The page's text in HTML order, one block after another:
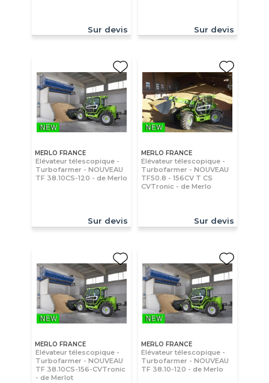
Sur devis Sur devis
MERLO FRANCE
Elévateur télescopique -
Turbofarmer - NOUVEAU
TF 38.10CS-120 - de Merlo
Sur devis
MERLO FRANCE
Elévateur télescopique -
Turbofarmer - NOUVEAU
TF50.8 - 156CV T CS
CVTronic - de Merlo
Sur devis
MERLO FRANCE
Elévateur télescopique -
Turbofarmer - NOUVEAU
TF 38.10CS-156-CVTronic
- de Merlot
MERLO FRANCE
Elévateur télescopique -
Turbofarmer - NOUVEAU
TF 38.10-120 - de Merlo